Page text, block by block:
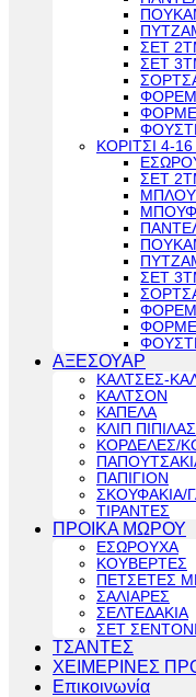
ΣΕΤ
ΣΕΤ
ΚΟΡΙΤΣΙ 4-
ΣΕΤ
ΣΕΤ
ΑΞΕΣΟΥΑΡ
ΚΑΛΤΣΕΣ-
ΚΑΛΤΣΟΝ
ΚΑΠΕΛΑ
ΚΛΙΠ ΠΙΠΙΛΑΣ
ΚΟΡΔΕΛΕΣ/
ΠΑΠΙΓΙΟΝ
ΣΚΟΥΦΑΚΙΑ/
ΤΙΡΑΝΤΕΣ
ΠΡΟΙΚΑ ΜΩΡΟΥ
ΕΣΩΡΟΥΧΑ
ΚΟΥΒΕΡΤΕΣ
ΠΕΤΣΕΤΕΣ
ΣΑΛΙΑΡΕΣ
ΣΕΛΤΕΔΑΚΙΑ
ΣΕΤ
ΤΣΑΝΤΕΣ
ΧΕΙΜΕΡΙΝΕΣ
Επικοινωνία